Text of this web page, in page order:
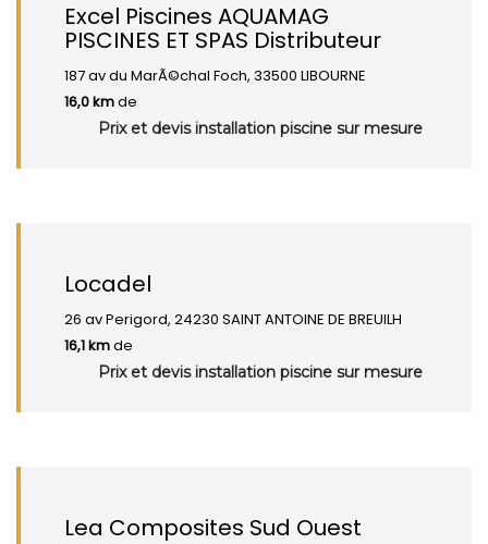
Excel Piscines AQUAMAG
PISCINES ET SPAS Distributeur
187 av du MarÃ©chal Foch, 33500 LIBOURNE
16,0 kmde
Prix et devis installation piscine sur mesure
Locadel
26 av Perigord, 24230 SAINT ANTOINE DE BREUILH
16,1 kmde
Prix et devis installation piscine sur mesure
Lea Composites Sud Ouest